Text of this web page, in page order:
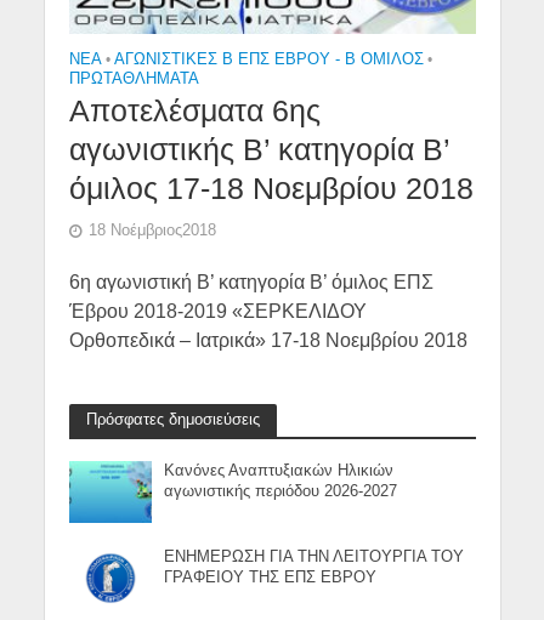
NEA • ΑΓΩΝΙΣΤΙΚΕΣ Β ΕΠΣ ΕΒΡΟΥ - Β ΟΜΙΛΟΣ •
ΠΡΩΤΑΘΛΉΜΑΤΑ
Αποτελέσματα 6ης
αγωνιστικής Β’ κατηγορία Β’
όμιλος 17-18 Νοεμβρίου 2018
18 Νοέμβριος2018
6η αγωνιστική Β’ κατηγορία Β’ όμιλος ΕΠΣ
Έβρου 2018-2019 «ΣΕΡΚΕΛΙΔΟΥ
Ορθοπεδικά – Ιατρικά» 17-18 Νοεμβρίου 2018
Πρόσφατες δημοσιεύσεις
Κανόνες Αναπτυξιακών Ηλικιών
αγωνιστικής περιόδου 2026-2027
ΕΝΗΜΕΡΩΣΗ ΓΙΑ ΤΗΝ ΛΕΙΤΟΥΡΓΙΑ ΤΟΥ
ΓΡΑΦΕΙΟΥ ΤΗΣ ΕΠΣ ΕΒΡΟΥ